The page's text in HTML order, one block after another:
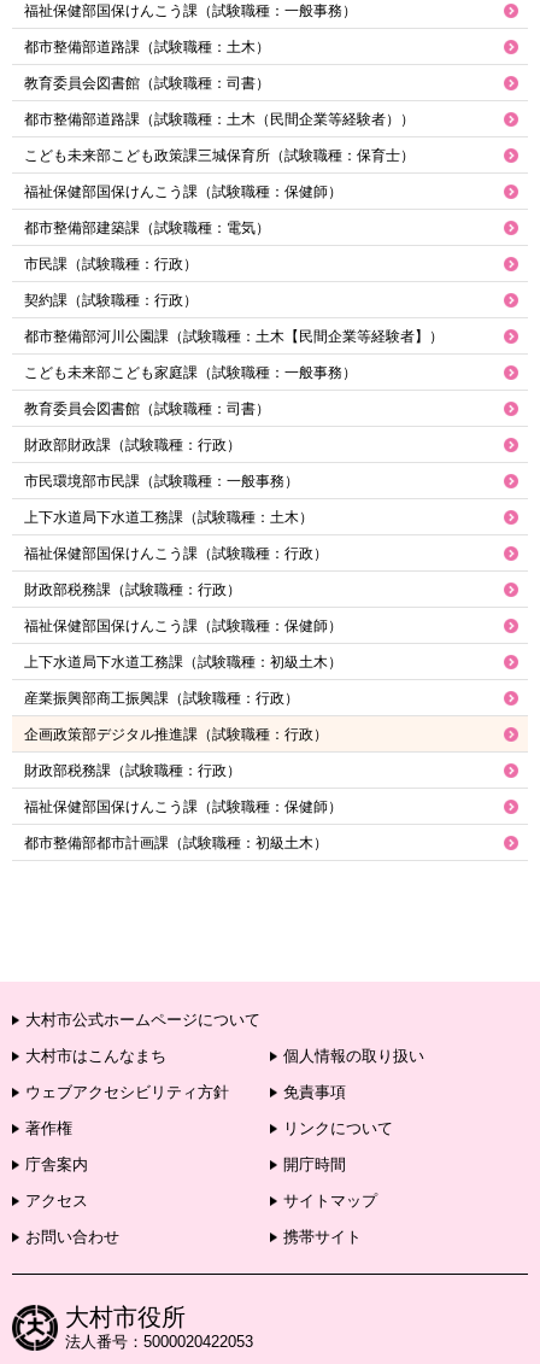
福祉保健部国保けんこう課（試験職種：一般事務）
都市整備部道路課（試験職種：土木）
教育委員会図書館（試験職種：司書）
都市整備部道路課（試験職種：土木（民間企業等経験者））
こども未来部こども政策課三城保育所（試験職種：保育士）
福祉保健部国保けんこう課（試験職種：保健師）
都市整備部建築課（試験職種：電気）
市民課（試験職種：行政）
契約課（試験職種：行政）
都市整備部河川公園課（試験職種：土木【民間企業等経験者】）
こども未来部こども家庭課（試験職種：一般事務）
教育委員会図書館（試験職種：司書）
財政部財政課（試験職種：行政）
市民環境部市民課（試験職種：一般事務）
上下水道局下水道工務課（試験職種：土木）
福祉保健部国保けんこう課（試験職種：行政）
財政部税務課（試験職種：行政）
福祉保健部国保けんこう課（試験職種：保健師）
上下水道局下水道工務課（試験職種：初級土木）
産業振興部商工振興課（試験職種：行政）
企画政策部デジタル推進課（試験職種：行政）
財政部税務課（試験職種：行政）
福祉保健部国保けんこう課（試験職種：保健師）
都市整備部都市計画課（試験職種：初級土木）
大村市公式ホームページについて
大村市はこんなまち
個人情報の取り扱い
ウェブアクセシビリティ方針
免責事項
著作権
リンクについて
庁舎案内
開庁時間
アクセス
サイトマップ
お問い合わせ
携帯サイト
大村市役所
法人番号：5000020422053